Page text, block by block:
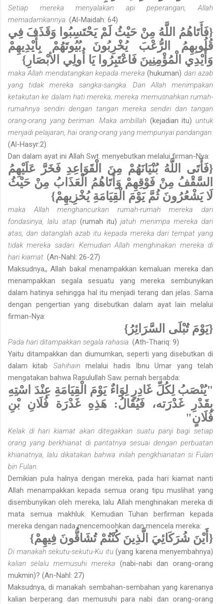
Setiap mereka menyalakan api peperangan, Allah
memadamkannya. (Al-Maidah: 64)
{فَأَتَاهُمُ اللَّهُ مِنْ حَيْثُ لَمْ يَحْتَسِبُوا وَقَذَفَ فِي
قُلُوبِهِمُ الرُّعْبَ يُخْرِبُونَ بُيُوتَهُمْ بِأَيْدِيهِمْ
وَأَيْدِي الْمُؤْمِنِينَ فَاعْتَبِرُوا يَا أُولِي الأبْصَارِ}
maka Allah mendatangkan kepada mereka(hukuman) dari azab
yang tidak mereka sangka-sangka. Dan Allah menimpakan
ketakutan ke dalam hati mereka; mereka memusnahkan rumah-
rumahnya sendiri dengan tangan mereka sendiri dan tangan
orang-orang yang beriman. Maka ambillah (kejadian itu)untuk
menjadi pelajaran, hai orang-orang yang mempunyai pandangan.
(Al-Hasyr:2)
Dan dalam ayat ini Allah Swt. menyebutkan melalui firman-Nya:
{فَأَتَى اللَّهُ بُنْيَانَهُمْ مِنَ الْقَوَاعِدِ فَخَرَّ عَلَيْهِمُ
السَّقْفُ مِنْ فَوْقِهِمْ وَأَتَاهُمُ الْعَذَابُ مِنْ حَيْثُ
لَا يَشْعُرُونَ ثُمَّ يَوْمَ الْقِيَامَةِ يُخْزِيهِمْ}
maka Allah menghancurkan rumah-rumah mereka dari
fondasinya, lalu atap (rumah itu)jatuh menimpa mereka dari
atas, dan datang­lah azab itu kepada mereka dari tempat yang
tidak mereka sadari. Kemudian Allah menghinakan mereka di
hari kiamat. (An-Nahl: 26-27)
Maksudnya,, Allah bakal menampakkan kemaluan mereka dan
menampakkan segala sesuatu yang mereka sembunyikan
dalam hatinya sehingga hal itu menjadi terang dan jelas. Sama
dengan pengertian yang disebutkan dalam ayat lain melalui
firman-Nya:
{يَوْمَ تُبْلَى السَّرَائِرُ}
Pada hari ditampakkan segala rahasia. (Ath-Thariq: 9)
Yaitu ditampakkan dan diumumkan, seperti yang disebutkan di
dalam kitab Sahihainmelalui hadis Ibnu Umar yang telah
mengatakan bahwa Rasulullah Saw. pernah bersabda:
"يُنْصَبُ لِكُلِّ غَادِرٍ لِوَاءٌ يَوْمَ الْقِيَامَةِ عِنْدَ اسْتِهِ
بِقَدْرِ غَدْرَته، فَيُقَالُ: هَذِهِ غَدْرَة فُلَانِ بْنِ
فُلَانٍ"
Kelak di hari kiamat akan ditegakkan suatu panji bagi setiap
orang yang berkhianat di pantatnya sesuai dengan perbuatan
khianatnya, lalu dikatakan bahwa inilah pengkhianatan si Fulan
bin Fulan.
Demikian pula halnya dengan mereka, pada hari kiamat nanti
Allah menampakkan kepada semua orang tipu muslihat yang
disembunyikan oleh mereka, lalu Allah menghinakan mereka di
mata semua makhluk. Kemudian Tuhan berfirman kepada
mereka dengan nada mencemoohkan dan mencela mereka:
{أَيْنَ شُرَكَائِيَ الَّذِينَ كُنْتُمْ تُشَاقُّونَ فِيهِمْ}
Di manakah sekutu-sekutu-Ku itu (yang karena menyembahnya)
kalian selalu memusuhi mereka (nabi-nabi dan orang-orang
muk­min)? (An-Nahl: 27)
Maksudnya, di manakah sembahan-sembahan yang karenanya
kalian berperang dan memusuhi para nabi dan orang-orang